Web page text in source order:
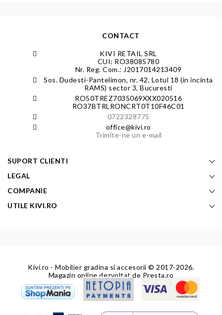
CONTACT
KIVI RETAIL SRL
CUI: RO38085780
Nr. Reg. Com.: J2017014213409
Sos. Dudesti-Pantelimon, nr. 42, Lotul 18 (in incinta
RAMS) sector 3, Bucuresti
RO50TREZ7035069XXX020516
RO37BTRLRONCRT0T10F46C01
0722328775
office@kivi.ro
Trimite-ne un e-mail
SUPORT CLIENTI
LEGAL
COMPANIE
UTILE KIVI.RO
Kivi.ro - Mobilier gradina si accesorii © 2017-2026.
Magazin online dezvoltat de Presta.ro